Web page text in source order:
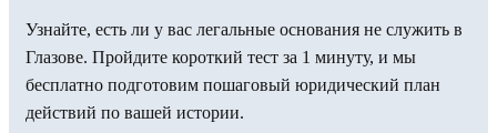
Узнайте, есть ли у вас легальные основания не служить в
Глазове. Пройдите короткий тест за 1 минуту, и мы
бесплатно подготовим пошаговый юридический план
действий по вашей истории.